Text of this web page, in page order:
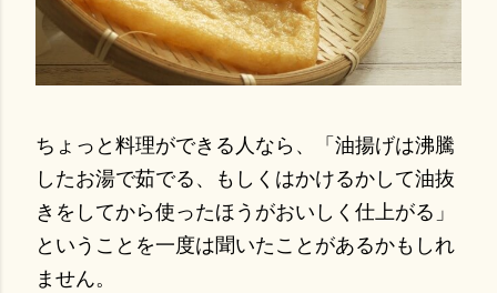
ちょっと料理ができる人なら、「油揚げは沸騰
したお湯で茹でる、もしくはかけるかして油抜
きをしてから使ったほうがおいしく仕上がる」
ということを一度は聞いたことがあるかもしれ
ません。